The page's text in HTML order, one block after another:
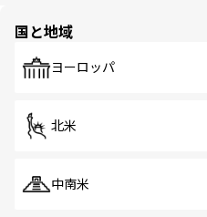
で、ホーカーズは地元
国と地域
ヨーロッパ
北米
中南米